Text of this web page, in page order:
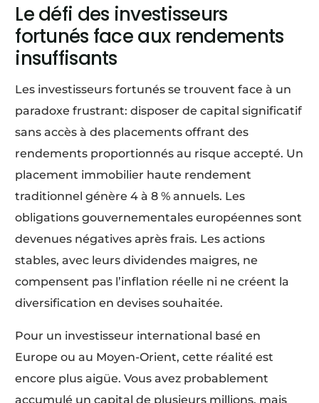
Le défi des investisseurs
fortunés face aux rendements
insuffisants
Les investisseurs fortunés se trouvent face à un
paradoxe frustrant: disposer de capital significatif
sans accès à des placements offrant des
rendements proportionnés au risque accepté. Un
placement immobilier haute rendement
traditionnel génère 4 à 8 % annuels. Les
obligations gouvernementales européennes sont
devenues négatives après frais. Les actions
stables, avec leurs dividendes maigres, ne
compensent pas l’inflation réelle ni ne créent la
diversification en devises souhaitée.
Pour un investisseur international basé en
Europe ou au Moyen-Orient, cette réalité est
encore plus aigüe. Vous avez probablement
accumulé un capital de plusieurs millions, mais